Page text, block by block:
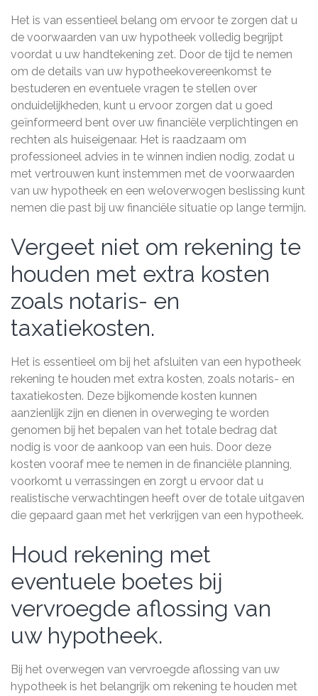
Het is van essentieel belang om ervoor te zorgen dat u
de voorwaarden van uw hypotheek volledig begrijpt
voordat u uw handtekening zet. Door de tijd te nemen
om de details van uw hypotheekovereenkomst te
bestuderen en eventuele vragen te stellen over
onduidelijkheden, kunt u ervoor zorgen dat u goed
geïnformeerd bent over uw financiële verplichtingen en
rechten als huiseigenaar. Het is raadzaam om
professioneel advies in te winnen indien nodig, zodat u
met vertrouwen kunt instemmen met de voorwaarden
van uw hypotheek en een weloverwogen beslissing kunt
nemen die past bij uw financiële situatie op lange termijn.
Vergeet niet om rekening te
houden met extra kosten
zoals notaris- en
taxatiekosten.
Het is essentieel om bij het afsluiten van een hypotheek
rekening te houden met extra kosten, zoals notaris- en
taxatiekosten. Deze bijkomende kosten kunnen
aanzienlijk zijn en dienen in overweging te worden
genomen bij het bepalen van het totale bedrag dat
nodig is voor de aankoop van een huis. Door deze
kosten vooraf mee te nemen in de financiële planning,
voorkomt u verrassingen en zorgt u ervoor dat u
realistische verwachtingen heeft over de totale uitgaven
die gepaard gaan met het verkrijgen van een hypotheek.
Houd rekening met
eventuele boetes bij
vervroegde aflossing van
uw hypotheek.
Bij het overwegen van vervroegde aflossing van uw
hypotheek is het belangrijk om rekening te houden met